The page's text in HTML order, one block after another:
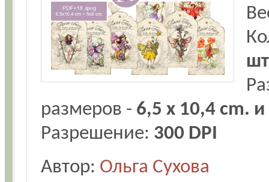
размеров - 6,5 x 10,4 cm.
Разрешение: 300 DPI
Автор: Ольга Сухова